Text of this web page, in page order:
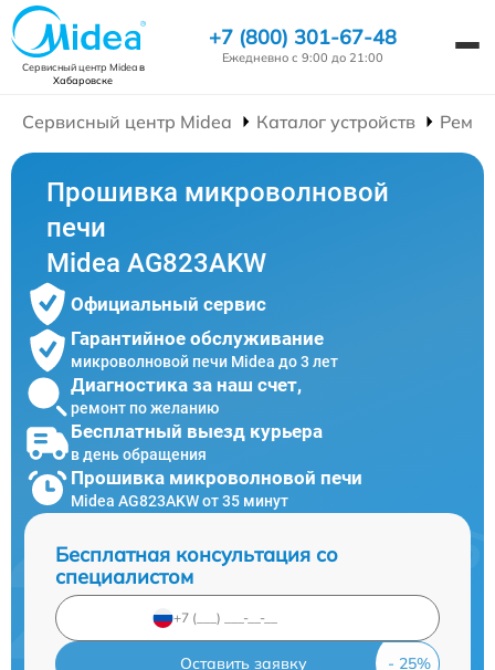
Сервисный центр Mideaв
Хабаровске
+7 (800) 301-67-48
Ежедневно с 9:00 до 21:00
Сервисный центр Midea Каталог устройств
Прошивка микроволновой
печи
Midea AG823AKW
Официальный сервис
Гарантийное обслуживание
микроволновой печи Midea до 3 лет
Диагностика за наш счет,
ремонт по желанию
Бесплатный выезд курьера
в день обращения
Прошивка микроволновой печи
Midea AG823AKW от 35 минут
Бесплатная консультация со
специалистом
Оставить заявку